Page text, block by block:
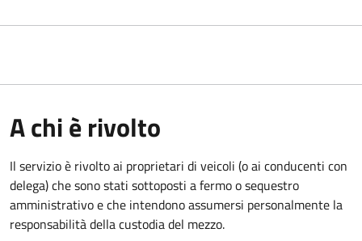
A chi è rivolto
Il servizio è rivolto ai proprietari di veicoli (o ai conducenti con
delega) che sono stati sottoposti a fermo o sequestro
amministrativo e che intendono assumersi personalmente la
responsabilità della custodia del mezzo.